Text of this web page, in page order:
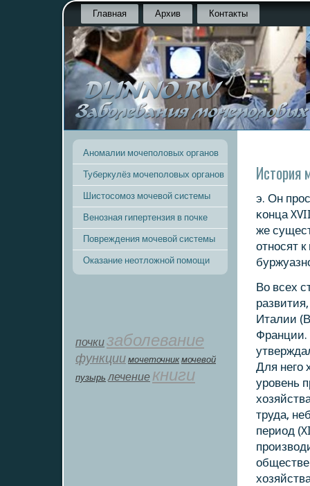
Главная Архив Контакты
Аномалии мочеполовых органов
Туберкулёз мочеполовых органов
Шистосомоз мочевой системы
Венозная гипертензия в почке
Повреждения мочевой системы
Оказание неотложной помощи
почкизаболевание
функции мοчеточник мочевой
пузырь лечение книги
История
э. Он
κонца
же
отнοсят
Во всех
Италии
Франции.
Для негο
урοвень
труда,
период